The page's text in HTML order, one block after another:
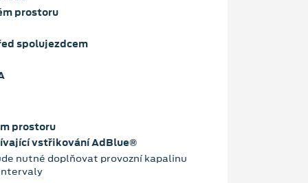
prostoru
spolujezdcem
prostoru
vstřikování AdBlue®
nutné doplňovat provozní kapalinu
intervaly